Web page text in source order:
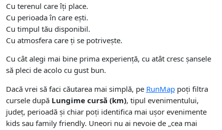
Cu terenul care îți place.
Cu perioada în care ești.
Cu timpul tău disponibil.
Cu atmosfera care ți se potrivește.
Cu cât alegi mai bine prima experiență, cu atât cresc șansele
să pleci de acolo cu gust bun.
Dacă vrei să faci căutarea mai simplă, pe RunMappoți filtra
cursele după Lungime cursă (km), tipul evenimentului,
județ, perioadă și chiar poți identifica mai ușor evenimente
kids sau family friendly. Uneori nu ai nevoie de „cea mai